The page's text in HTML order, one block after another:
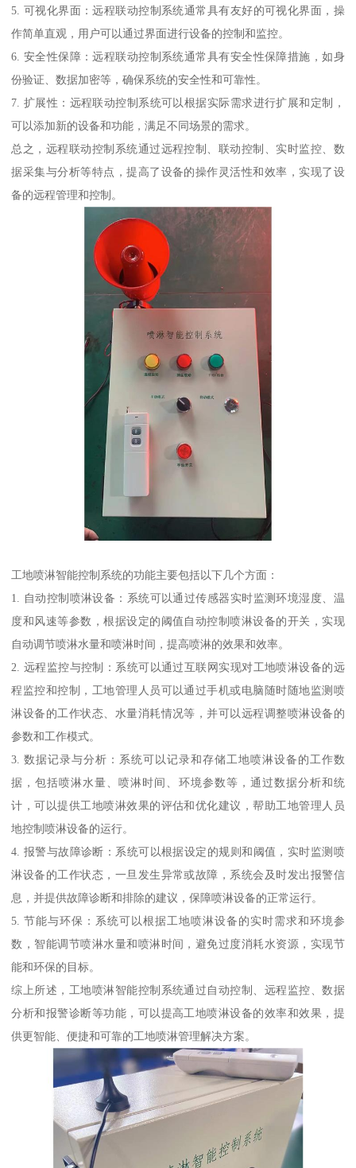
5. 可视化界面：远程联动控制系统通常具有友好的可视化界面，操
作简单直观，用户可以通过界面进行设备的控制和监控。
6. 安全性保障：远程联动控制系统通常具有安全性保障措施，如身
份验证、数据加密等，确保系统的安全性和可靠性。
7. 扩展性：远程联动控制系统可以根据实际需求进行扩展和定制，
可以添加新的设备和功能，满足不同场景的需求。
总之，远程联动控制系统通过远程控制、联动控制、实时监控、数
据采集与分析等特点，提高了设备的操作灵活性和效率，实现了设
备的远程管理和控制。
工地喷淋智能控制系统的功能主要包括以下几个方面：
1. 自动控制喷淋设备：系统可以通过传感器实时监测环境湿度、温
度和风速等参数，根据设定的阈值自动控制喷淋设备的开关，实现
自动调节喷淋水量和喷淋时间，提高喷淋的效果和效率。
2. 远程监控与控制：系统可以通过互联网实现对工地喷淋设备的远
程监控和控制，工地管理人员可以通过手机或电脑随时随地监测喷
淋设备的工作状态、水量消耗情况等，并可以远程调整喷淋设备的
参数和工作模式。
3. 数据记录与分析：系统可以记录和存储工地喷淋设备的工作数
据，包括喷淋水量、喷淋时间、环境参数等，通过数据分析和统
计，可以提供工地喷淋效果的评估和优化建议，帮助工地管理人员
地控制喷淋设备的运行。
4. 报警与故障诊断：系统可以根据设定的规则和阈值，实时监测喷
淋设备的工作状态，一旦发生异常或故障，系统会及时发出报警信
息，并提供故障诊断和排除的建议，保障喷淋设备的正常运行。
5. 节能与环保：系统可以根据工地喷淋设备的实时需求和环境参
数，智能调节喷淋水量和喷淋时间，避免过度消耗水资源，实现节
能和环保的目标。
综上所述，工地喷淋智能控制系统通过自动控制、远程监控、数据
分析和报警诊断等功能，可以提高工地喷淋设备的效率和效果，提
供更智能、便捷和可靠的工地喷淋管理解决方案。